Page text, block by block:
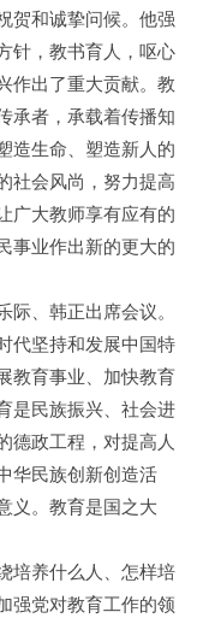
贺和诚挚问候。他强
针，教书育人，呕心
作出了重大贡献。教
承者，承载着传播知
造生命、塑造新人的
社会风尚，努力提高
广大教师享有应有的
事业作出新的更大的
、韩正出席会议。
代坚持和发展中国特
教育事业、加快教育
是民族振兴、社会进
德政工程，对提高人
华民族创新创造活
义。教育是国之大
培养什么人、怎样培
强党对教育工作的领